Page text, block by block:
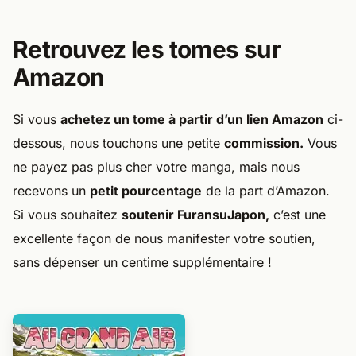
Retrouvez les tomes sur
Amazon
Si vous achetez un tome à partir d’un lien Amazon ci-
dessous, nous touchons une petite commission. Vous
ne payez pas plus cher votre manga, mais nous
recevons un petit pourcentage de la part d’Amazon.
Si vous souhaitez soutenir FuransuJapon, c’est une
excellente façon de nous manifester votre soutien,
sans dépenser un centime supplémentaire !